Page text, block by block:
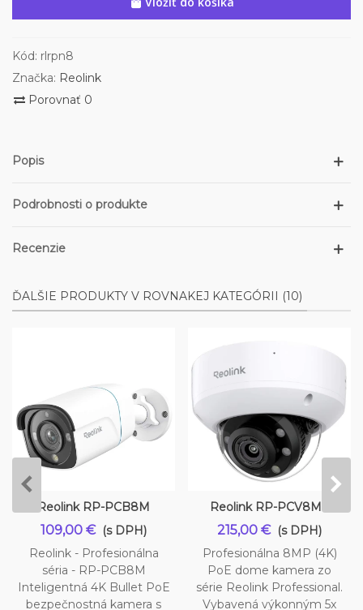
Kód: rlrpn8
Značka: Reolink
Porovnať 0
Popis
Podrobnosti o produkte
Recenzie
ĎALŠIE PRODUKTY V ROVNAKEJ KATEGÓRII (10)
Reolink RP-PCB8M
109,00 € (s DPH)
Reolink - Profesionálna
séria - RP-PCB8M
Inteligentná 4K Bullet PoE
bezpečnostná kamera s
Reolink RP-PCV8MZ
215,00 € (s DPH)
Profesionálna 8MP (4K)
PoE dome kamera zo
série Reolink Professional.
Vybavená výkonným 5x